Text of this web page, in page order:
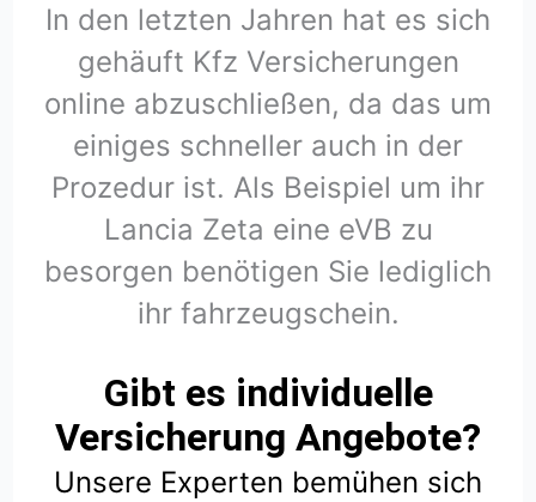
In den letzten Jahren hat es sich
gehäuft Kfz Versicherungen
online abzuschließen, da das um
einiges schneller auch in der
Prozedur ist. Als Beispiel um ihr
Lancia Zeta eine eVB zu
besorgen benötigen Sie lediglich
ihr fahrzeugschein.
Gibt es individuelle
Versicherung Angebote?
Unsere Experten bemühen sich